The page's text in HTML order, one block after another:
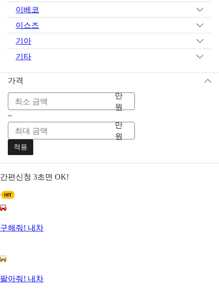
이베코
이스즈
기아
기타
가격
만
원
~
만
원
적용
간편신청 3초면 OK!
구해줘! 내차
팔아줘! 내차